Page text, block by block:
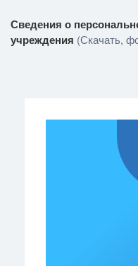
Сведения о
учреждения (Скачать,